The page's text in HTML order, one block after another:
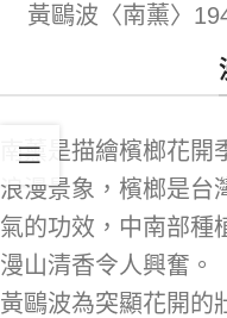
黃鷗波〈南薰〉
南薰是描繪檳榔花
浪漫景象，檳榔是台
氣的功效，中南部種
漫山清香令人興奮。
黃鷗波為突顯花開的